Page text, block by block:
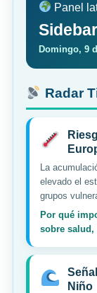
Panel
Domingo, 9
Radar
La
elevado el
grupos
Por qué
sobre salud,
Niño